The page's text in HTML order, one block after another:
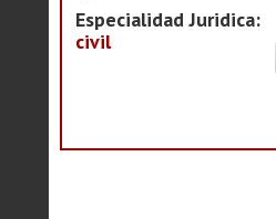
Especialidad Juridica:
civil